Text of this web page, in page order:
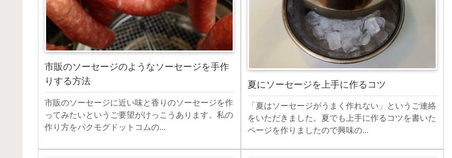
市販のソーセージのようなソーセージを手作
りする方法
市販のソーセージに近い味と香りのソーセージを作
ってみたいというご要望がけっこうあります。私の
作り方をパクモグドットコムの...
夏にソーセージを上手に作るコツ
「夏はソーセージがうまく作れない」というご連絡
をいただきました。夏でも上手に作るコツを書いた
ページを作りましたので興味の...